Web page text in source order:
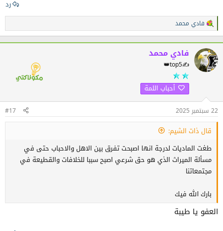
رد
ا
ل
ت
ف
ا
ع
فادي محمد
فادي محمد
👑top5✍️
أحباب اللمة
22 سبتمبر 2025 #17
قال ذات الشيم:
طغت الماديات لدرجة انها اصبحت تفرق بين الاهل والاحباب حتى في
مسألة الميراث الذي هو حق شرعي اصبح سببا للخلافات والقطيعة في
مجتمعاتنا
بارك الله فيك
العفو يا طيبة